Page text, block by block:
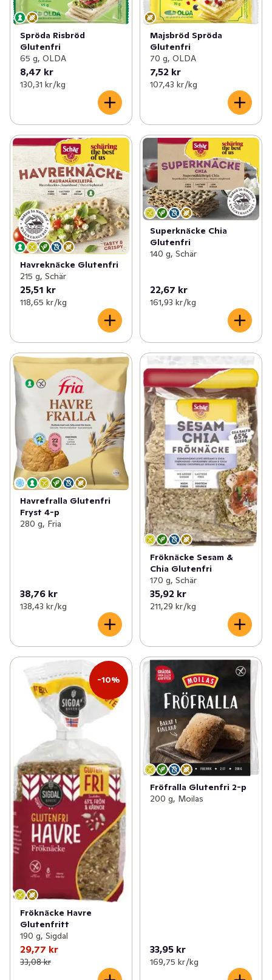
Spröda Risbröd
Glutenfri
65 g, OLDA
8,47 kr
130,31 kr /kg
Majsbröd Spröda
Glutenfri
70 g, OLDA
7,52 kr
107,43 kr /kg
Havreknäcke Glutenfri
215 g, Schär
25,51 kr
118,65 kr /kg
Superknäcke Chia
Glutenfri
140 g, Schär
22,67 kr
161,93 kr /kg
Havrefralla Glutenfri
Fryst 4-p
280 g, Fria
38,76 kr
138,43 kr /kg
Fröknäcke Sesam &
Chia Glutenfri
170 g, Schär
35,92 kr
211,29 kr /kg
-10%
Fröknäcke Havre
Glutenfritt
190 g, Sigdal
29,77 kr
33,08 kr
Fröfralla Glutenfri 2-p
200 g, Moilas
33,95 kr
169,75 kr /kg